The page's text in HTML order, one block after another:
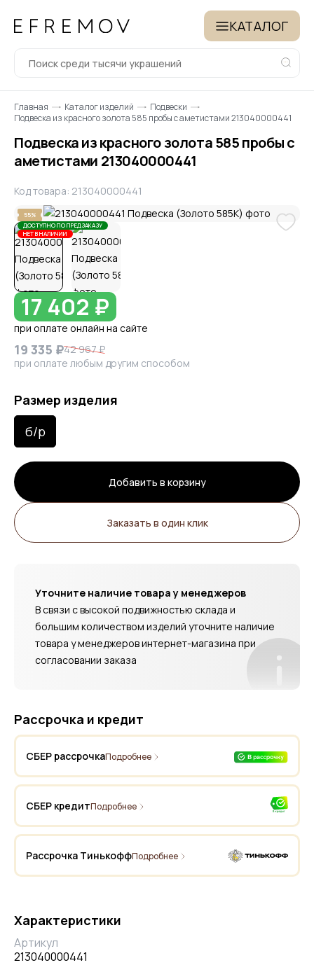
КАТАЛОГ
Главная Каталог изделий
Подвески
Подвеска из красного золота 585 пробы с аметистами 213040000441
Подвеска из красного золота 585 пробы с
аметистами 213040000441
Код товара: 213040000441
55%
ДОСТУПНО ПО ПРЕДЗАКАЗУ
НЕТ В НАЛИЧИИ
17 402 ₽
при оплате онлайн на сайте
19 335 ₽42 967 ₽
при оплате любым другим способом
Размер изделия
б/р
Добавить в корзину
Заказать в один клик
Уточните наличие товара у менеджеров
В связи с высокой подвижностью склада и
большим количеством изделий уточните наличие
товара у менеджеров интернет-магазина при
согласовании заказа
Рассрочка и кредит
СБЕР рассрочкаПодробнее
СБЕР кредитПодробнее
Рассрочка ТинькоффПодробнее
Характеристики
Артикул
213040000441